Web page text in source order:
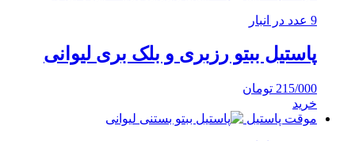
9 عدد در انبار
پاستیل ببتو رزبری و بلک بری لیوانی
215/000 تومان
خرید
موقت پاستیل